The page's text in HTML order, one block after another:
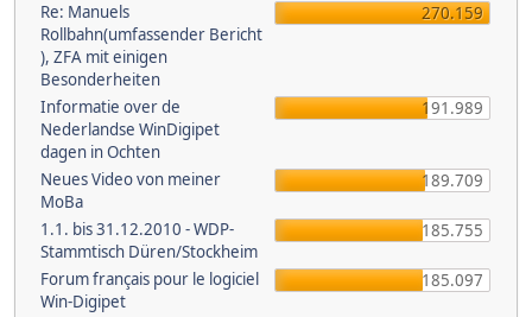
Re: Manuels
Rollbahn(umfassender Bericht
), ZFA mit einigen
Besonderheiten
270.159
Informatie over de
Nederlandse WinDigipet
dagen in Ochten
191.989
Neues Video von meiner
MoBa
189.709
1.1. bis 31.12.2010 - WDP-
Stammtisch Düren/Stockheim
185.755
Forum français pour le logiciel
Win-Digipet
185.097